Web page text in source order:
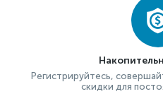
Регистрируйтесь,
скидки для